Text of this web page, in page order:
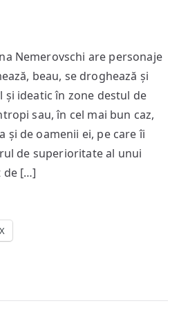
Nemerovschi are personaje
beau, se droghează și
și ideatic în zone destul de
sau, în cel mai bun caz,
și de oamenii ei, pe care îi
de superioritate al unui
de […]
X